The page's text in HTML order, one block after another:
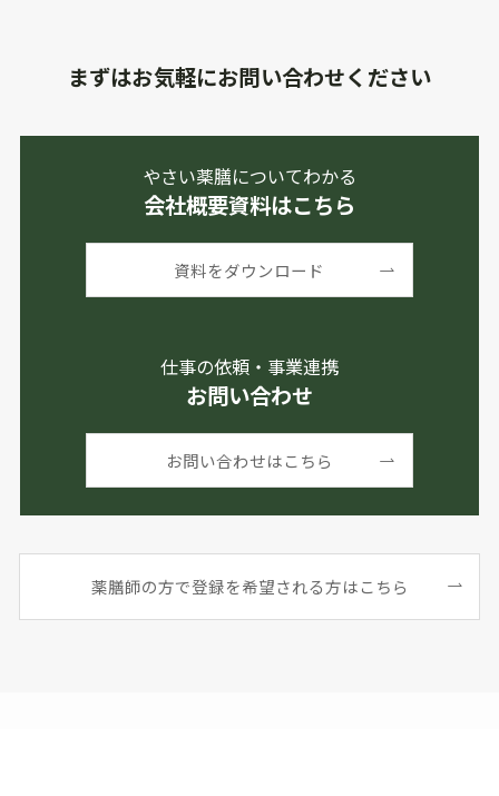
まずはお気軽にお問い合わせください
やさい薬膳についてわかる
会社概要資料はこちら
資料をダウンロード
仕事の依頼・事業連携
お問い合わせ
お問い合わせはこちら
薬膳師の方で登録を希望される方はこちら